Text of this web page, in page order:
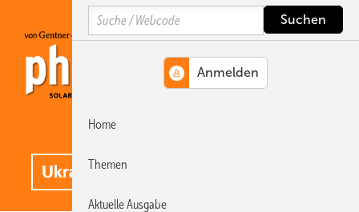
Hauptinhalt
Hauptmenü
SiteSearch
Search
Home
Themen
Aktuelle Ausgabe